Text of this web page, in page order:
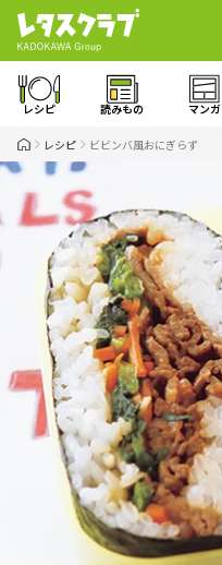
レシピ 読みもの マンガ
レシピ ビビンバ風おにぎらず